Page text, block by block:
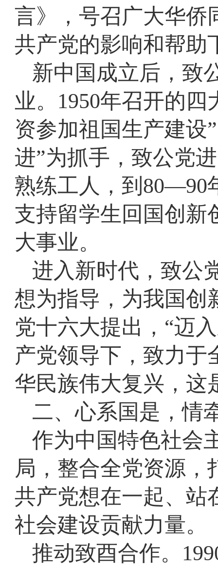
言》，号召广大华侨
共产党的影响和帮助
新中国成立后，致
业。1950年召开的
资参加祖国生产建设
进”为抓手，致公党
熟练工人，到80—90
支持留学生回国创新
大事业。
进入新时代，致公
想为指导，为我国创
党十六大提出，“迈
产党领导下，致力于
华民族伟大复兴，这
二、心系国是，情
作为中国特色社会
局，整合全党资源
共产党想在一起、站
社会建设贡献力量。
推动致酉合作。